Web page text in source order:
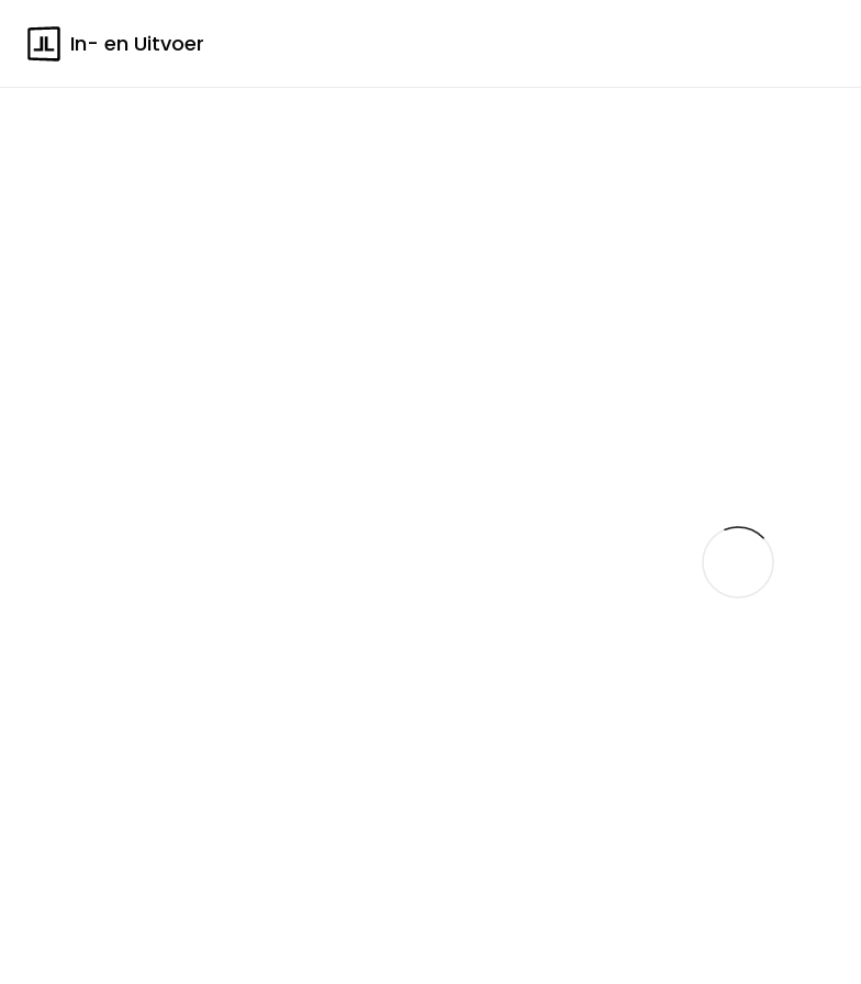
In- en Uitvoer